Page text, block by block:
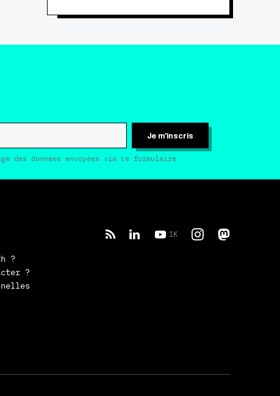
Je m'inscris
données envoyées via ce formulaire.
?
?
1K